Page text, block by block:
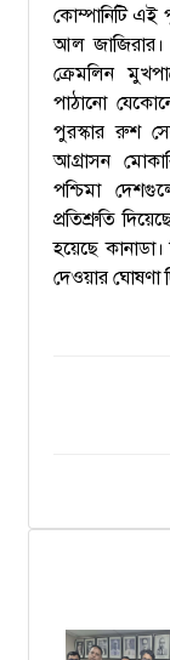
কোম্পানিটি এই
আল
ক্রেমলিন
পাঠানো
পুরস্কার রুশ
আগ্রাসন
পশ্চিমা
প্রতিশ্রুতি
হয়েছে
দেওয়ার ঘোষণা